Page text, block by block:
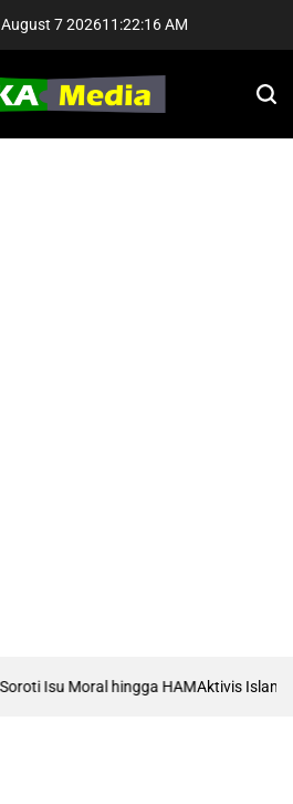
7 202611 :22:16 AM
Isu Moral hingga HAMAktivis Islam